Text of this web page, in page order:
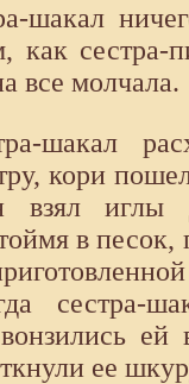
шакал
как сестра-
все молчала.
шакал
кори
взял иглы
в песок,
сестра-
ее